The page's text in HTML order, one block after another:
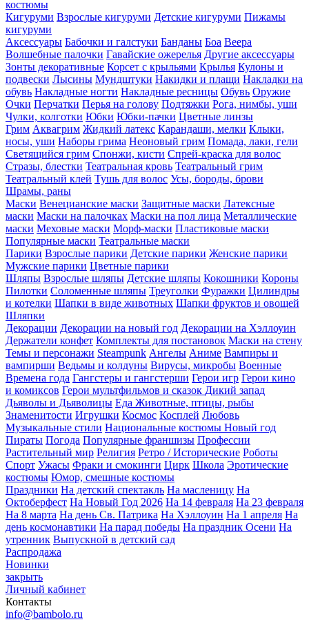
костюмы
Кигуруми Взрослые кигуруми Детские кигуруми Пижамы
кигуруми
Аксессуары Бабочки и галстуки Банданы Боа Веера
Волшебные палочки Гавайские ожерелья Другие аксессуары
Зонты декоративные Корсет с крыльями Крылья Кулоны и
подвески Лысины Мундштуки Накидки и плащи Накладки на
обувь Накладные ногти Накладные ресницы Обувь Оружие
Очки Перчатки Перья на голову Подтяжки Рога, нимбы, уши
Чулки, колготки Юбки Юбки-пачки Цветные линзы
Грим Аквагрим Жидкий латекс Карандаши, мелки Клыки,
носы, уши Наборы грима Неоновый грим Помада, лаки, гели
Светящийся грим Спонжи, кисти Спрей-краска для волос
Стразы, блестки Театральная кровь Театральный грим
Театральный клей Тушь для волос Усы, бороды, брови
Шрамы, раны
Маски Венецианские маски Защитные маски Латексные
маски Маски на палочках Маски на пол лица Металлические
маски Меховые маски Морф-маски Пластиковые маски
Популярные маски Театральные маски
Парики Взрослые парики Детские парики Женские парики
Мужские парики Цветные парики
Шляпы Взрослые шляпы Детские шляпы Кокошники Короны
Пилотки Соломенные шляпы Треуголки Фуражки Цилиндры
и котелки Шапки в виде животных Шапки фруктов и овощей
Шляпки
Декорации Декорации на новый год Декорации на Хэллоуин
Держатели конфет Комплекты для постановок Маски на стену
Темы и персонажи Steampunk Ангелы Аниме Вампиры и
вампирши Ведьмы и колдуны Вирусы, микробы Военные
Времена года Гангстеры и гангстерши Герои игр Герои кино
и комиксов Герои мультфильмов и сказок Дикий запад
Дьяволы и Дьяволицы Еда Животные, птицы, рыбы
Знаменитости Игрушки Космос Косплей Любовь
Музыкальные стили Национальные костюмы Новый год
Пираты Погода Популярные франшизы Профессии
Растительный мир Религия Ретро / Исторические Роботы
Спорт Ужасы Фраки и смокинги Цирк Школа Эротические
костюмы Юмор, смешные костюмы
Праздники На детский спектакль На масленицу На
Октоберфест На Новый Год 2026 На 14 февраля На 23 февраля
На 8 марта На день Св. Патрика На Хэллоуин На 1 апреля На
день космонавтики На парад победы На праздник Осени На
утренник Выпускной в детский сад
Распродажа
Новинки
закрыть
Личный кабинет
Контакты
info@bambolo.ru